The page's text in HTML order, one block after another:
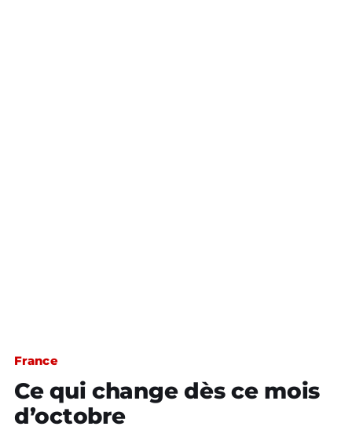
France
Ce qui change dès ce mois
d’octobre